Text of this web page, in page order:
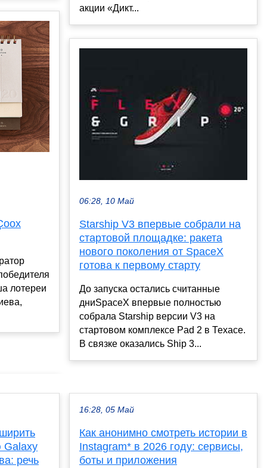
лотереи
акции «Дикт...
06:28, 10 Май
Starship V3 впервые собрали на
стартовой площадке: ракета
нового поколения от SpaceX
готова к первому старту
До запуска остались считанные
дниSpaceX впервые полностью
собрала Starship версии V3 на
стартовом комплексе Pad 2 в Техасе.
В связке оказались Ship 3...
Galaxy
речь
16:28, 05 Май
Как анонимно смотреть истории в
Instagram* в 2026 году: сервисы,
боты и приложения